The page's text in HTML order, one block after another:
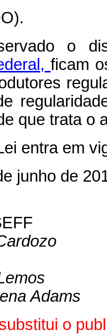
o
ficam
que trata o
entra em
junho de
Adams
o